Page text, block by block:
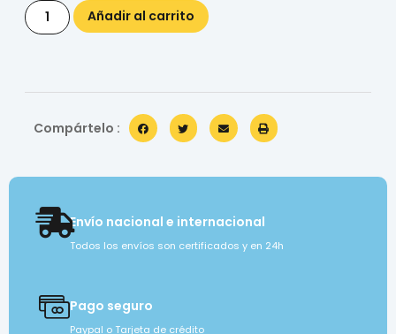
Añadir al carrito
Compártelo :
Envío nacional e internacional
Todos los envíos son certificados y en 24h
Pago seguro
Paypal o Tarjeta de crédito